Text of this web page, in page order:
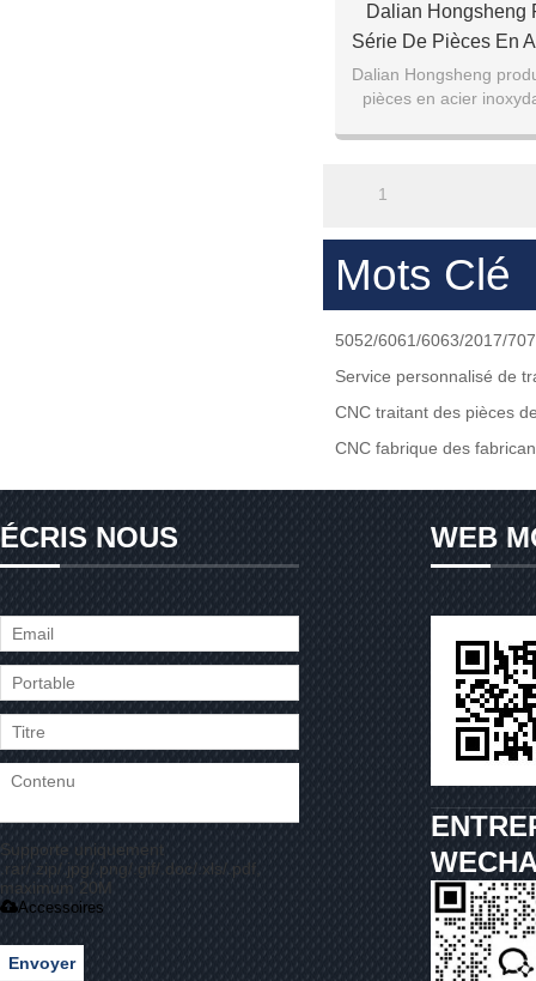
Dalian Hongsheng
Série De Pièces En
Services De
Dalian Hongsheng
pièces en acier
1
Mots Clé
5052/6061/6063/2017/
Service personnalisé de
CNC traitant des pièces
CNC fabrique des
ÉCRIS NOUS
Supporte uniquement
.rar/.zip/.jpg/.png/.gif/.doc/.xls/.pdf,
maximum 20M
Accessoires
Envoyer
WEB